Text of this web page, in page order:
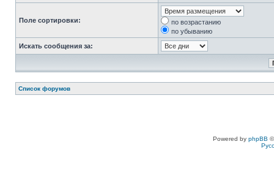
Поле сортировки:
по возрастанию
по убыванию
Искать сообщения за:
Список форумов
Powered by phpBB